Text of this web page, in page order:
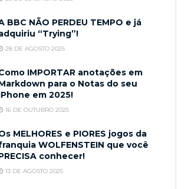
BBC NÃO PERDEU TEMPO e já
“Trying”!
28 DE AGOSTO 2025
IMPORTAR anotações em
para o Notas do seu
em 2025!
16 DE OUTUBRO 2025
MELHORES e PIORES jogos da
WOLFENSTEIN que você
conhecer!
13 DE AGOSTO 2025